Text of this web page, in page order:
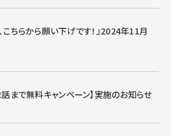
こちらから願い下げです！』2024年11月
まで無料キャンペーン】実施のお知らせ